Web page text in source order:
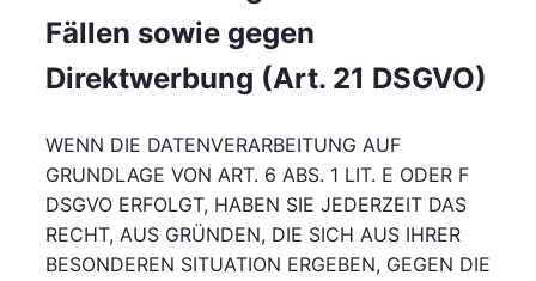
Fällen sowie gegen
Direktwerbung (Art. 21 DSGVO)
WENN DIE DATENVERARBEITUNG AUF
GRUNDLAGE VON ART. 6 ABS. 1 LIT. E ODER F
DSGVO ERFOLGT, HABEN SIE JEDERZEIT DAS
RECHT, AUS GRÜNDEN, DIE SICH AUS IHRER
BESONDEREN SITUATION ERGEBEN, GEGEN DIE